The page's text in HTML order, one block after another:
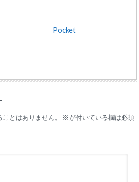
Pocket
とはありません。 ※ が付いている欄は必須